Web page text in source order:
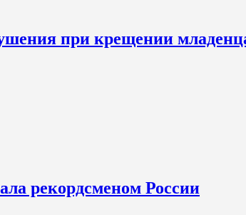
при крещении
рекордсменом России